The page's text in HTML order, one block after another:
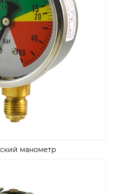
манометр